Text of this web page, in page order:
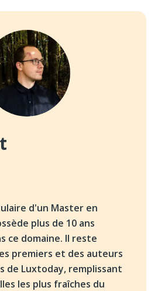
d'un Master en
plus de 10 ans
ce domaine. Il reste
premiers et des auteurs
de Luxtoday, remplissant
les plus fraîches du